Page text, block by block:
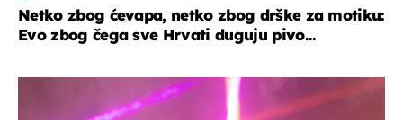
Netko zbog ćevapa, netko zbog drške za motiku:
Evo zbog čega sve Hrvati duguju pivo...